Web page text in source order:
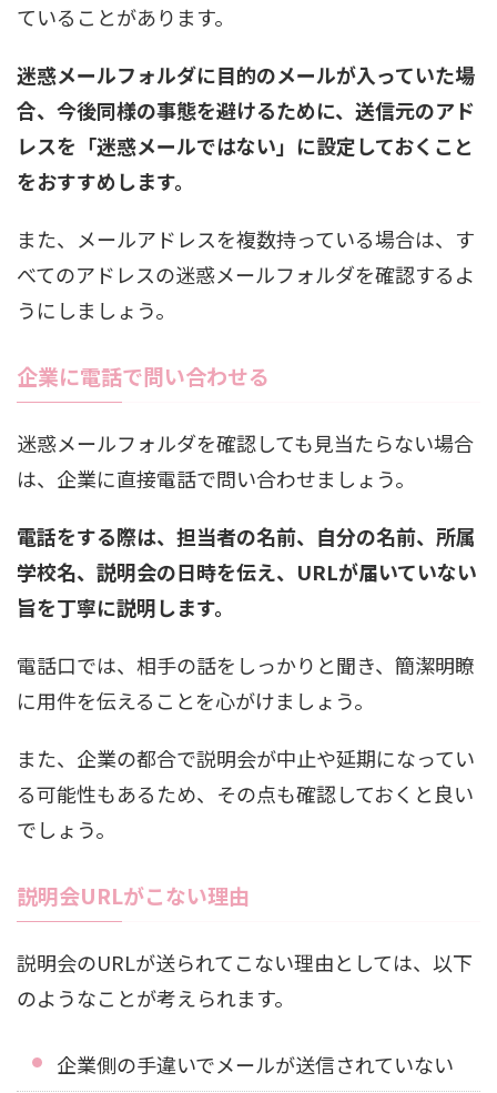
ていることがあります。
迷惑メールフォルダに目的のメールが入っていた場
合、今後同様の事態を避けるために、送信元のアド
レスを「迷惑メールではない」に設定しておくこと
をおすすめします。
また、メールアドレスを複数持っている場合は、す
べてのアドレスの迷惑メールフォルダを確認するよ
うにしましょう。
企業に電話で問い合わせる
迷惑メールフォルダを確認しても見当たらない場合
は、企業に直接電話で問い合わせましょう。
電話をする際は、担当者の名前、自分の名前、所属
学校名、説明会の日時を伝え、URLが届いていない
旨を丁寧に説明します。
電話口では、相手の話をしっかりと聞き、簡潔明瞭
に用件を伝えることを心がけましょう。
また、企業の都合で説明会が中止や延期になってい
る可能性もあるため、その点も確認しておくと良い
でしょう。
説明会URLがこない理由
説明会のURLが送られてこない理由としては、以下
のようなことが考えられます。
企業側の手違いでメールが送信されていない